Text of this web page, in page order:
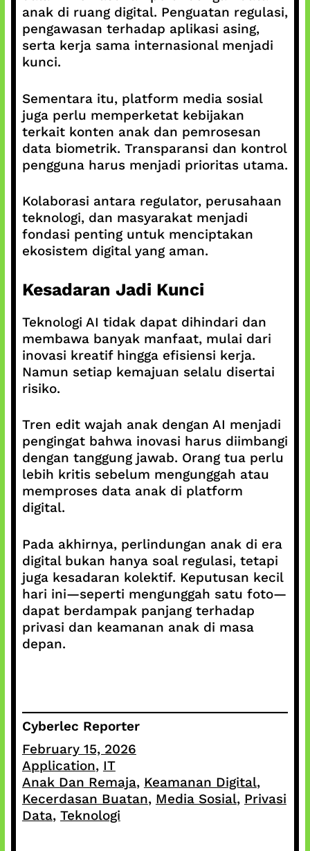
anak di ruang digital. Penguatan regulasi,
pengawasan terhadap aplikasi asing,
serta kerja sama internasional menjadi
kunci.
Sementara itu, platform media sosial
juga perlu memperketat kebijakan
terkait konten anak dan pemrosesan
data biometrik. Transparansi dan kontrol
pengguna harus menjadi prioritas utama.
Kolaborasi antara regulator, perusahaan
teknologi, dan masyarakat menjadi
fondasi penting untuk menciptakan
ekosistem digital yang aman.
Kesadaran Jadi Kunci
Teknologi AI tidak dapat dihindari dan
membawa banyak manfaat, mulai dari
inovasi kreatif hingga efisiensi kerja.
Namun setiap kemajuan selalu disertai
risiko.
Tren edit wajah anak dengan AI menjadi
pengingat bahwa inovasi harus diimbangi
dengan tanggung jawab. Orang tua perlu
lebih kritis sebelum mengunggah atau
memproses data anak di platform
digital.
Pada akhirnya, perlindungan anak di era
digital bukan hanya soal regulasi, tetapi
juga kesadaran kolektif. Keputusan kecil
hari ini—seperti mengunggah satu foto—
dapat berdampak panjang terhadap
privasi dan keamanan anak di masa
depan.
Cyberlec Reporter
February 15, 2026
Application, IT
Anak Dan Remaja, Keamanan Digital ,
Kecerdasan Buatan, Media Sosial, Privasi
Data, Teknologi